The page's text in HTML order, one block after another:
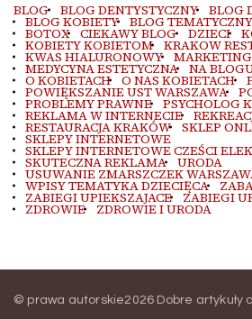
BLOG BLOG DENTYSTYCZNY BLOG
BLOG KOBIETY BLOG
BOTOX CIEKAWY BLOG DZIECI
KOBIETY KOBIETOM KRAKOW
KWAS HIALURONOWY
MEDYCYNA ESTETYCZNA NA
O KOBIETACH O NAS KOBIETACH
POWIĘKSZANIE UST WARSZAWA
PROBLEMY PRAWNE PSYCHOLOG
REKLAMA W INTERNECIE
RESTAURACJA KRAKÓW SKLEP
SKLEPY INTERNETOWE
SKLEPY INTERNETOWE CZEŚCI
SKUTECZNA REKLAMA URODA
USUWANIE ZMARSZCZEK
WPISY TEMATYKA DZIECIĘCA
ZABIEGI UPIEKSZAJACE ZABIEGI
ZDROWIE ZDROWIE I URODA
© prawa autorskie2026 Dobre artykuły